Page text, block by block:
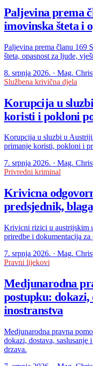
Paljevina prema
imovinska šteta i
Paljevina prema članu 169
šteta, opasnost za ljude,
8. srpnja 2026. · Mag.
Službena krivična djela
Korupcija u
koristi i pokloni
Korupcija u sluzbi u
primanje koristi, pokloni i
7. srpnja 2026. · Mag.
Privredni kriminal
Krivicna
predsjednik,
Krivicni rizici u austrijskim
priredbe i dokumentacija
7. srpnja 2026. · Mag.
Pravni lijekovi
Medjunarodna
postupku: dokazi,
inostranstva
Medjunarodna pravna
dokazi, dostava, saslusanje
drzava.